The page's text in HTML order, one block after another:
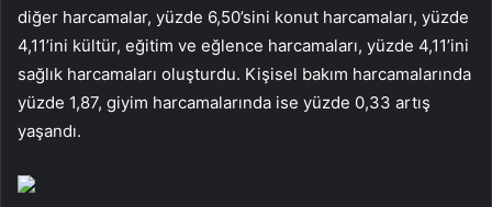
diğer harcamalar, yüzde 6,50’sini konut harcamaları, yüzde
4,11’ini kültür, eğitim ve eğlence harcamaları, yüzde 4,11’ini
sağlık harcamaları oluşturdu. Kişisel bakım harcamalarında
yüzde 1,87, giyim harcamalarında ise yüzde 0,33 artış
yaşandı.